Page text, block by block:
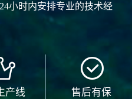
小时内安排专业的技术经
产线
售后有保